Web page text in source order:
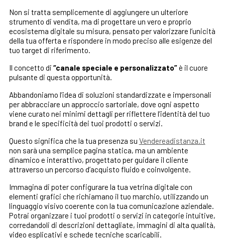
Non si tratta semplicemente di aggiungere un ulteriore
strumento di vendita, ma di progettare un vero e proprio
ecosistema digitale su misura, pensato per valorizzare l’unicità
della tua offerta e rispondere in modo preciso alle esigenze del
tuo target di riferimento.
Il concetto di “canale speciale e personalizzato”è il cuore
pulsante di questa opportunità.
Abbandoniamo l’idea di soluzioni standardizzate e impersonali
per abbracciare un approccio sartoriale, dove ogni aspetto
viene curato nei minimi dettagli per riflettere l’identità del tuo
brand e le specificità dei tuoi prodotti o servizi.
Questo significa che la tua presenza su Vendereadistanza.it
non sarà una semplice pagina statica, ma un ambiente
dinamico e interattivo, progettato per guidare il cliente
attraverso un percorso d’acquisto fluido e coinvolgente.
Immagina di poter configurare la tua vetrina digitale con
elementi grafici che richiamano il tuo marchio, utilizzando un
linguaggio visivo coerente con la tua comunicazione aziendale.
Potrai organizzare i tuoi prodotti o servizi in categorie intuitive,
corredandoli di descrizioni dettagliate, immagini di alta qualità,
video esplicativi e schede tecniche scaricabili.